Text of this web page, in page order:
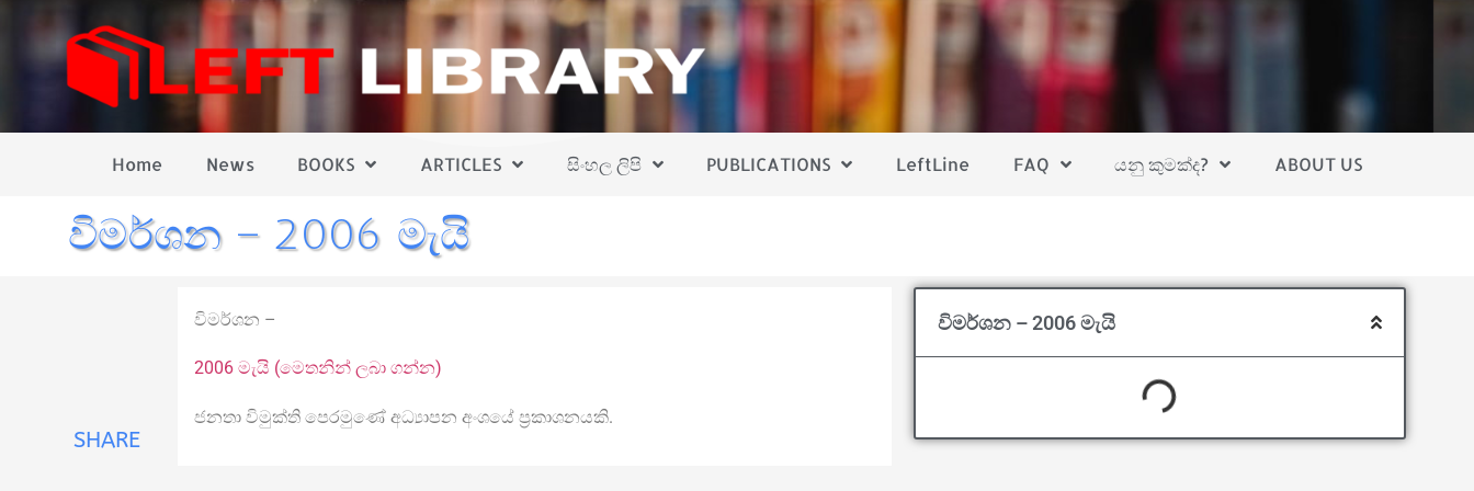
Home News BOOKS ARTICLES සිංහල ලිපි PUBLICATIONS LeftLine FAQ යනු කුමක්ද? ABOUT US
විමර්ශන – 2006 මැයි
SHARE
විමර්ශන –
2006 මැයි (මෙතනින් ලබා ගන්න)
ජනතා විමුක්ති පෙරමුණේ අධ්‍යාපන අංශයේ ප්‍රකාශනයකි.
විමර්ශන – 2006 මැයි